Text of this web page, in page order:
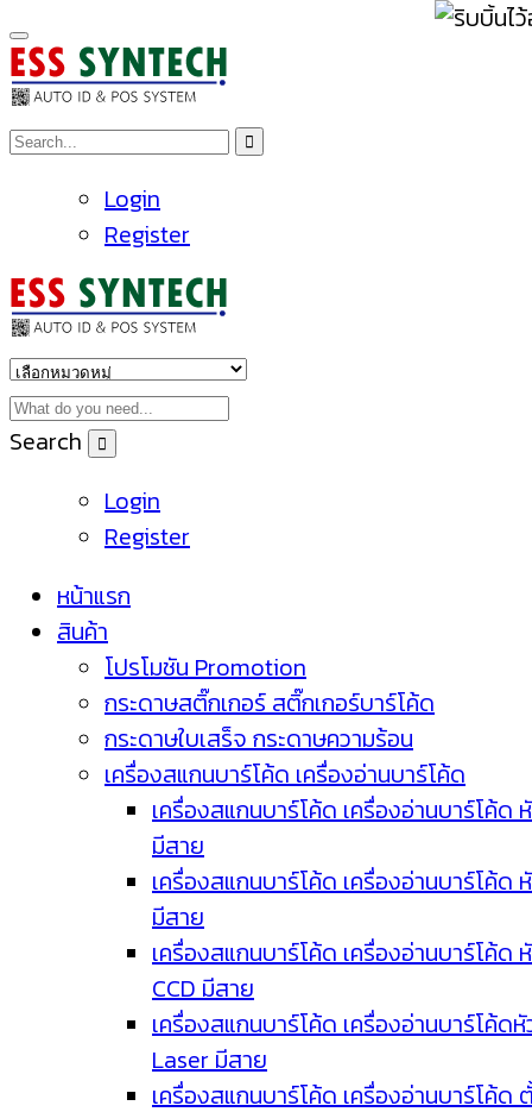
Login
Register
Search
Login
Register
หน้าแรก
สินค้า
โปรโมชัน Promotion
กระดาษสติ๊กเกอร์ สติ๊กเกอร์บาร์โค้ด
กระดาษใบเสร็จ กระดาษความร้อน
เครื่องสแกนบาร์โค้ด เครื่องอ่านบาร์โค้ด
เครื่องสแกนบาร์โค้ด เครื่องอ่านบาร์โค้ด
มีสาย
เครื่องสแกนบาร์โค้ด เครื่องอ่านบาร์โค้ด
มีสาย
เครื่องสแกนบาร์โค้ด เครื่องอ่านบาร์โค้ด
CCD มีสาย
เครื่องสแกนบาร์โค้ด เครื่องอ่านบาร์โค้ด
Laser มีสาย
เครื่องสแกนบาร์โค้ด เครื่องอ่านบาร์โค้ด